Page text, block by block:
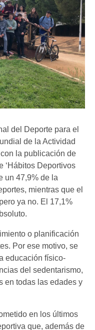
del Deporte para el
de la Actividad
la publicación de
‘Hábitos Deportivos
un 47,9% de la
mientras que el
ya no. El 17,1%
o planificación
Por ese motivo, se
educación físico-
del sedentarismo,
en todas las edades y
en los últimos
que, además de